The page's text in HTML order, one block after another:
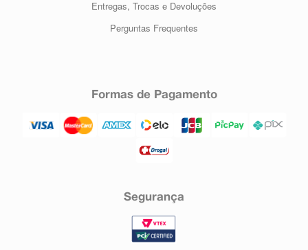
Entregas, Trocas e Devoluções
Perguntas Frequentes
Formas de Pagamento
Segurança